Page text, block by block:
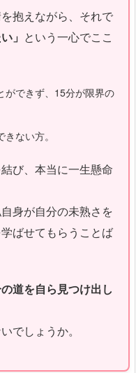
抱えながら、それで
」 という一心でここ
ができず、15分が限界の
ない方。
び、本当に一生懸命
身が自分の未熟さを
ばせてもらうことば
道を自ら見つけ出し
でしょうか。